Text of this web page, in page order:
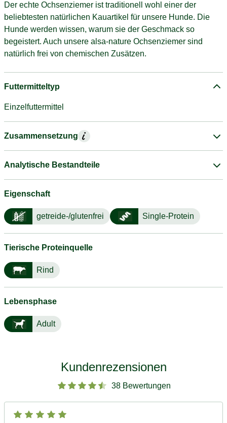
Der echte Ochsenziemer ist traditionell wohl einer der
beliebtesten natürlichen Kauartikel für unsere Hunde. Die
Hunde werden wissen, warum sie der Geschmack so
begeistert. Auch unsere alsa-nature Ochsenziemer sind
natürlich frei von chemischen Zusätzen.
Futtermitteltyp
Einzelfuttermittel
Zusammensetzung
Analytische Bestandteile
Eigenschaft
getreide-/glutenfrei Single-Protein
Tierische Proteinquelle
Rind
Lebensphase
Adult
Kundenrezensionen
38 Bewertungen